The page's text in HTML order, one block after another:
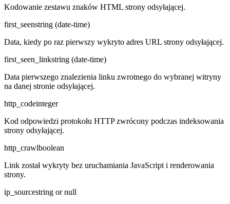
Kodowanie zestawu znaków HTML strony odsyłającej.
first_seenstring (date-time)
Data, kiedy po raz pierwszy wykryto adres URL strony odsyłającej.
first_seen_linkstring (date-time)
Data pierwszego znalezienia linku zwrotnego do wybranej witryny
na danej stronie odsyłającej.
http_codeinteger
Kod odpowiedzi protokołu HTTP zwrócony podczas indeksowania
strony odsyłającej.
http_crawlboolean
Link został wykryty bez uruchamiania JavaScript i renderowania
strony.
ip_sourcestring or null